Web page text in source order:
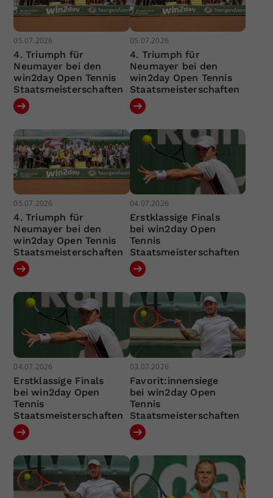
05.07.2026
4. Triumph für
Neumayer bei den
win2day Open Tennis
Staatsmeisterschaften
05.07.2026
4. Triumph für
Neumayer bei den
win2day Open Tennis
Staatsmeisterschaften
05.07.2026
4. Triumph für
Neumayer bei den
win2day Open Tennis
Staatsmeisterschaften
04.07.2026
Erstklassige Finals
bei win2day Open
Tennis
Staatsmeisterschaften
04.07.2026
Erstklassige Finals
bei win2day Open
Tennis
Staatsmeisterschaften
03.07.2026
Favorit:innensiege
bei win2day Open
Tennis
Staatsmeisterschaften